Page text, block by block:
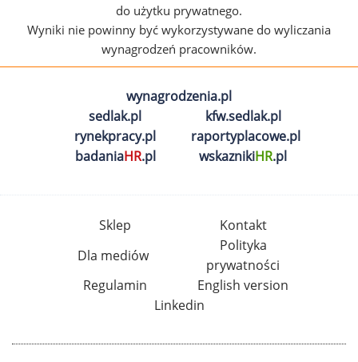
do użytku prywatnego.
Wyniki nie powinny być wykorzystywane do wyliczania
wynagrodzeń pracowników.
wynagrodzenia.pl
sedlak.pl
kfw.sedlak.pl
rynekpracy.pl
raportyplacowe.pl
badaniaHR.pl wskaznikiHR.pl
Sklep
Kontakt
Dla mediów
Polityka
prywatności
Regulamin
English version
Linkedin